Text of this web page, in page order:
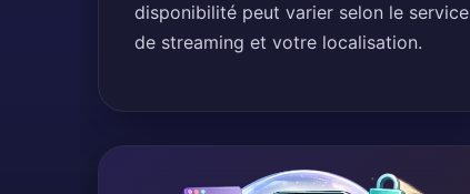
disponibilité peut varier selon le service
de streaming et votre localisation.